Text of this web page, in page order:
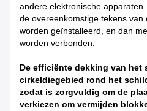
andere elektronische
de overeenkomstige tekens
worden geïnstalleerd, en dan
worden verbonden.
De efficiënte dekking van het
cirkeldiegebied rond het
zodat is zorgvuldig om de
verkiezen om vermijden